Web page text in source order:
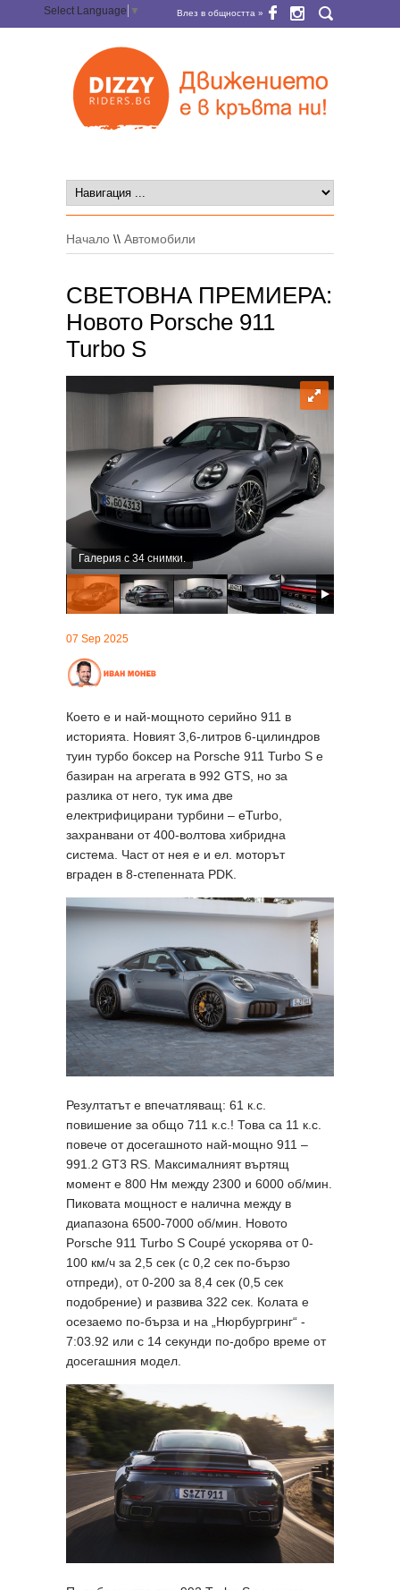
Select Language ▼ Влез в общността »
Начало \\ Автомобили
СВЕТОВНА ПРЕМИЕРА:
Новото Porsche 911
Turbo S
Галерия с 34 снимки.
07 Sep 2025
Което е и най-мощното серийно 911 в
историята. Новият 3,6-литров 6-цилиндров
туин турбо боксер на Porsche 911 Turbo S е
базиран на агрегата в 992 GTS, но за
разлика от него, тук има две
електрифицирани турбини – eTurbo,
захранвани от 400-волтова хибридна
система. Част от нея е и ел. моторът
вграден в 8-степенната PDK.
Резултатът е впечатляващ: 61 к.с.
повишение за общо 711 к.с.! Това са 11 к.с.
повече от досегашното най-мощно 911 –
991.2 GT3 RS. Максималният въртящ
момент е 800 Нм между 2300 и 6000 об/мин.
Пиковата мощност е налична между в
диапазона 6500-7000 об/мин. Новото
Porsche 911 Turbo S Coupé ускорява от 0-
100 км/ч за 2,5 сек (с 0,2 сек по-бързо
отпреди), от 0-200 за 8,4 сек (0,5 сек
подобрение) и развива 322 сек. Колата е
осезаемо по-бърза и на „Нюрбургринг“ -
7:03.92 или с 14 секунди по-добро време от
досегашния модел.